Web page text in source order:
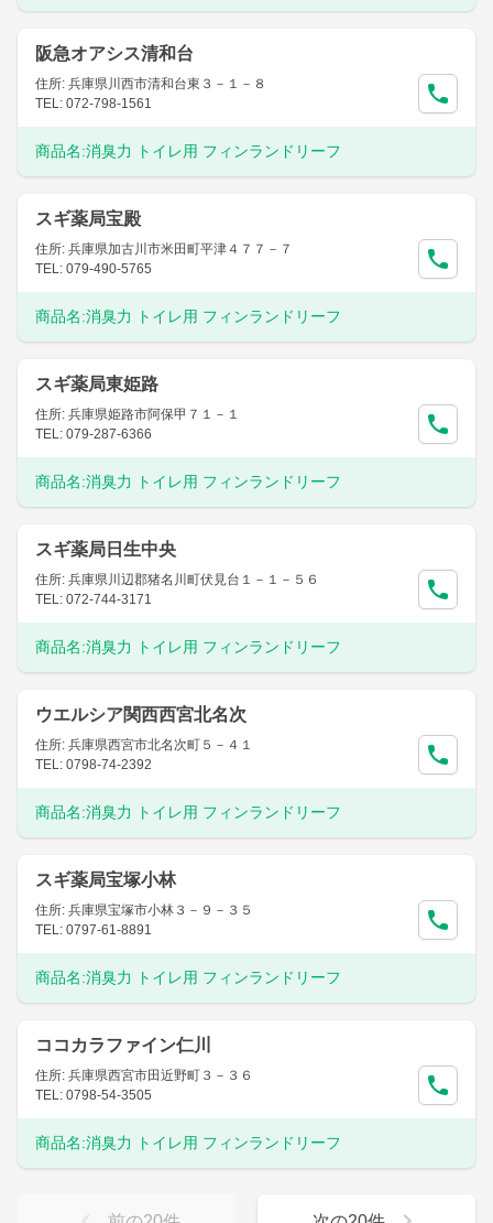
阪急オアシス清和台
住所: 兵庫県川西市清和台東３－１－８
TEL: 072-798-1561
商品名:消臭力 トイレ用 フィンランドリーフ
スギ薬局宝殿
住所: 兵庫県加古川市米田町平津４７７－７
TEL: 079-490-5765
商品名:消臭力 トイレ用 フィンランドリーフ
スギ薬局東姫路
住所: 兵庫県姫路市阿保甲７１－１
TEL: 079-287-6366
商品名:消臭力 トイレ用 フィンランドリーフ
スギ薬局日生中央
住所: 兵庫県川辺郡猪名川町伏見台１－１－５６
TEL: 072-744-3171
商品名:消臭力 トイレ用 フィンランドリーフ
ウエルシア関西西宮北名次
住所: 兵庫県西宮市北名次町５－４１
TEL: 0798-74-2392
商品名:消臭力 トイレ用 フィンランドリーフ
スギ薬局宝塚小林
住所: 兵庫県宝塚市小林３－９－３５
TEL: 0797-61-8891
商品名:消臭力 トイレ用 フィンランドリーフ
ココカラファイン仁川
住所: 兵庫県西宮市田近野町３－３６
TEL: 0798-54-3505
商品名:消臭力 トイレ用 フィンランドリーフ